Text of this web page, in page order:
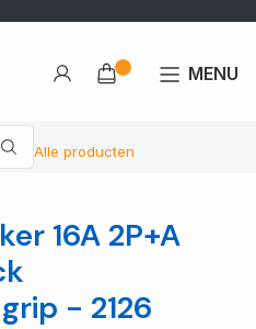
Alle producten
MENU
16A 2P+A
- 2126